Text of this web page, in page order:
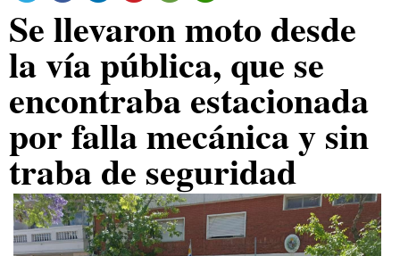
Se llevaron moto desde
la vía pública, que se
encontraba estacionada
por falla mecánica y sin
traba de seguridad